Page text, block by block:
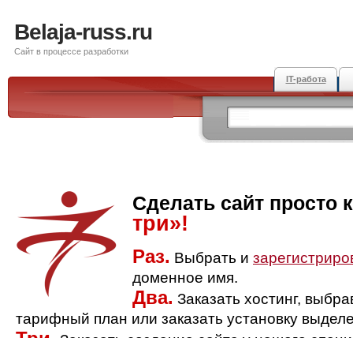
Belaja-russ.ru
Сайт в процессе разработки
IT-работа
Сделать сайт просто
три»!
Раз. Выбрать и
доменное имя.
Два. Заказать хостинг,
тарифный план или заказать установку